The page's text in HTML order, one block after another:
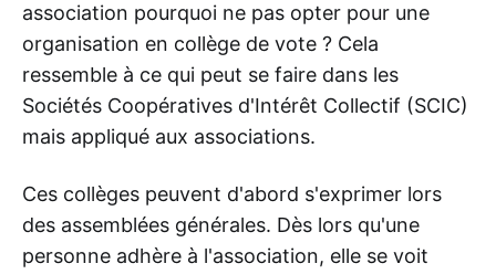
association pourquoi ne pas opter pour une
organisation en collège de vote ? Cela
ressemble à ce qui peut se faire dans les
Sociétés Coopératives d'Intérêt Collectif (SCIC)
mais appliqué aux associations.
Ces collèges peuvent d'abord s'exprimer lors
des assemblées générales. Dès lors qu'une
personne adhère à l'association, elle se voit